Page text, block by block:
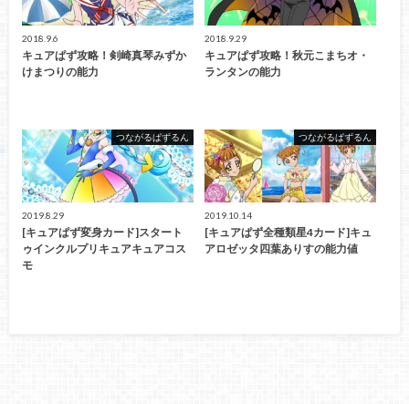
2018.9.6
キュアぱず攻略！剣崎真琴みずか
けまつりの能力
2018.9.29
キュアぱず攻略！秋元こまちオ・
ランタンの能力
つながるぱずるん
2019.8.29
[キュアぱず変身カード]スタート
ゥインクルプリキュアキュアコス
モ
つながるぱずるん
2019.10.14
[キュアぱず全種類星4カード]キュ
アロゼッタ四葉ありすの能力値